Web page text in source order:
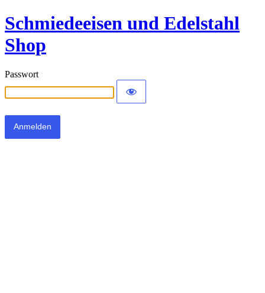
Schmiedeeisen und Edelstahl
Shop
Passwort